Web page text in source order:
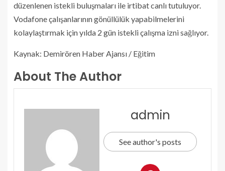
düzenlenen istekli buluşmaları ile irtibat canlı tutuluyor.
Vodafone çalışanlarının gönüllülük yapabilmelerini
kolaylaştırmak için yılda 2 gün istekli çalışma izni sağlıyor.
Kaynak: Demirören Haber Ajansı / Eğitim
About The Author
admin
See author's posts